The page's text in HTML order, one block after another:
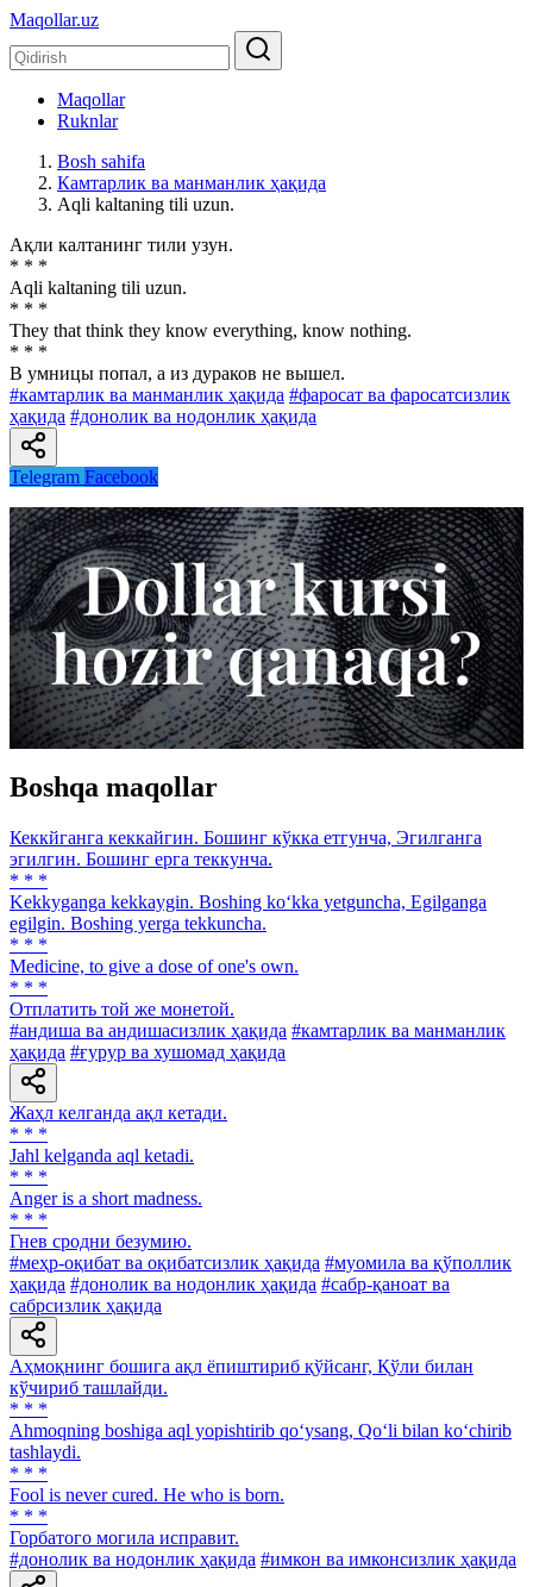
Maqollar.uz
Maqollar
Ruknlar
Bosh sahifa
Камтарлик ва манманлик ҳақида
Аqli kaltaning tili uzun.
Ақли калтанинг тили узун.
* * *
Аqli kaltaning tili uzun.
* * *
They that think they know everything, know nothing.
* * *
В умницы попал, а из дураков не вышел.
#камтарлик ва манманлик ҳақида #фаросат ва фаросатсизлик
ҳақида #донолик ва нодонлик ҳақида
Telegram Facebook
Boshqa maqollar
Кеккйганга кеккайгин. Бошинг кўкка етгунча, Эгилганга
эгилгин. Бошинг ерга теккунча.
* * *
Kekkyganga kekkaygin. Boshing ko‘kka yetguncha, Egilganga
egilgin. Boshing yerga tekkuncha.
* * *
Medicine, to give a dose of one's own.
* * *
Отплатить той же монетой.
#андиша ва андишасизлик ҳақида #камтарлик ва манманлик
ҳақида #ғурур ва хушомад ҳақида
Жаҳл келганда ақл кетади.
* * *
Jahl kelganda aql ketadi.
* * *
Anger is a short madness.
* * *
Гнев сродни безумию.
#меҳр-оқибат ва оқибатсизлик ҳақида #муомила ва қўполлик
ҳақида #донолик ва нодонлик ҳақида #сабр-қаноат ва
сабрсизлик ҳақида
Аҳмоқнинг бошига ақл ёпиштириб қўйсанг, Қўли билан
кўчириб ташлайди.
* * *
Ahmoqning boshiga aql yopishtirib qo‘ysang, Qo‘li bilan ko‘chirib
tashlaydi.
* * *
Fool is never cured. He who is born.
* * *
Горбатого могила исправит.
#донолик ва нодонлик ҳақида #имкон ва имконсизлик ҳақида